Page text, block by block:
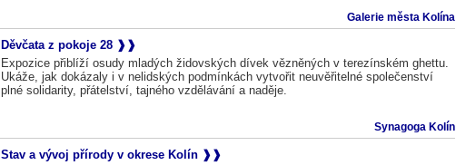
Galerie města Kolína
Děvčata z pokoje 28
Expozice přiblíží osudy mladých židovských dívek vězněných v terezínském ghettu.
Ukáže, jak dokázaly i v nelidských podmínkách vytvořit neuvěřitelné společenství
plné solidarity, přátelství, tajného vzdělávání a naděje.
Synagoga Kolín
Stav a vývoj přírody v okrese Kolín